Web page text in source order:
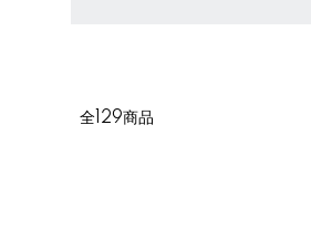
全129商品